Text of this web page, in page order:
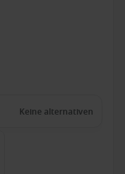
Keine alternativen